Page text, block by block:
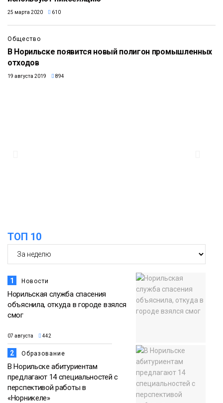
25 марта 2020 610
Общество
В Норильске появится новый полигон промышленных
отходов
19 августа 2019 894
ТОП 10
1 Новости
Норильская служба спасения
объяснила, откуда в городе взялся
смог
07 августа 442
2 Образование
В Норильске абитуриентам
предлагают 14 специальностей с
перспективой работы в
«Норникеле»